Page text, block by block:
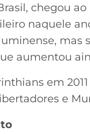
chegou
naquele
mas
aumentou
em
e